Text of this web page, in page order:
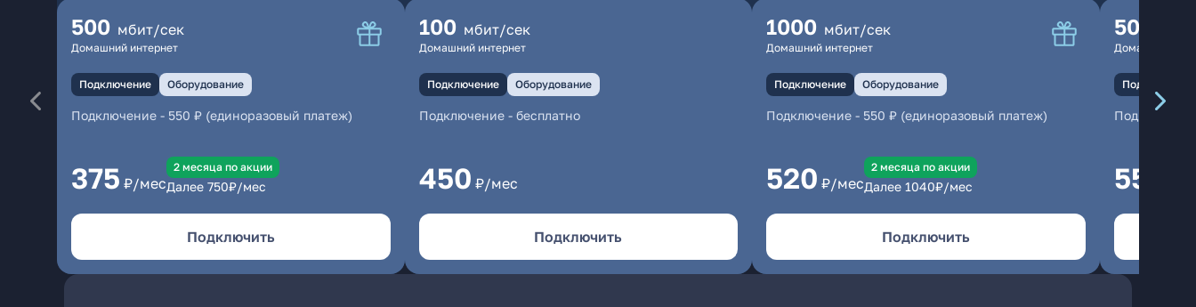
500 мбит/сек
Домашний интернет
Подключение Оборудование
Подключение - 550 ₽ (единоразовый платеж)
375 ₽/мес
2 месяцa по акции
Далее 750₽/мес
Подключить
100 мбит/сек
Домашний интернет
Подключение Оборудование
Подключение- бесплатно
450 ₽/мес
Подключить
1000 мбит/сек
Домашний интернет
Подключение Оборудование
Подключение - 550 ₽ (единоразовый платеж)
520 ₽/мес
2 месяцa по акции
Далее 1040₽/мес
Подключить
500
Домашний
Подключение
550